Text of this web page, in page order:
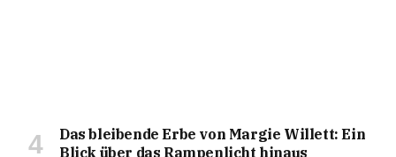
Das bleibende Erbe von Margie Willett: Ein
Blick über das Rampenlicht hinaus